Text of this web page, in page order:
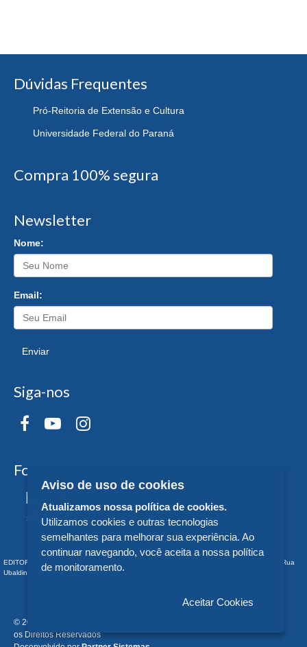
Dúvidas Frequentes
Pró-Reitoria de Extensão e Cultura
Universidade Federal do Paraná
Compra 100% segura
Newsletter
Nome:
Email:
Enviar
Siga-nos
Formas de Pagamento
EDITORA DA UNIVERSIDADE FEDERAL DO PARANÁ - CNPJ n° 75.095.679/0011-10 - Rua
Ubaldino do Amaral, 321 - Alto da Glória - - PR
© 2026 EDITORA DA UNIVERSIDADE FEDERAL DO PARANÁ - Todos
os Direitos Reservados
Aviso de uso de cookies
Atualizamos nossa política de cookies.
Utilizamos cookies e outras tecnologias
semelhantes para melhorar sua experiência. Ao
continuar navegando, você aceita a nossa política
de monitoramento.
Aceitar Cookies